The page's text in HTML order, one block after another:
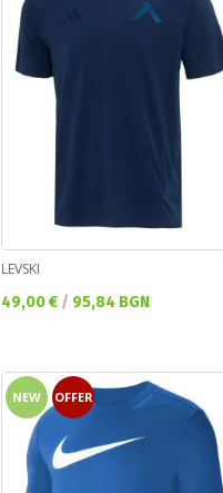
LEVSKI
Текуща цена:
49,00 € / 95,84 BGN
NEW OFFER